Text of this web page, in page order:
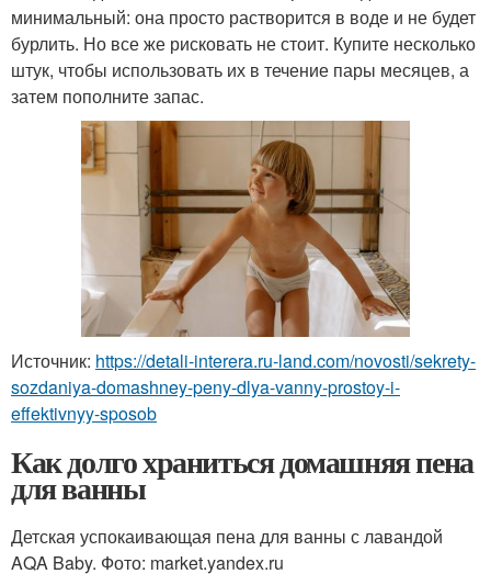
минимальный: она просто растворится в воде и не будет
бурлить. Но все же рисковать не стоит. Купите несколько
штук, чтобы использовать их в течение пары месяцев, а
затем пополните запас.
Источник: https://detali-interera.ru-land.com/novosti/sekrety-
sozdaniya-domashney-peny-dlya-vanny-prostoy-i-
effektivnyy-sposob
Как долго храниться домашняя пена
для ванны
Детская успокаивающая пена для ванны с лавандой
AQA Baby. Фото: market.yandex.ru